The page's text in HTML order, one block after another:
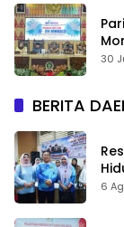
30
BERITA
6